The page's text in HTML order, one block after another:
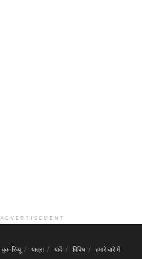
ADVERTISEMENT
बुक-रिव्यू यात्रा यादें विविध हमारे बारे में